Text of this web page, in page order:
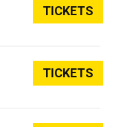
TICKETS
TICKETS